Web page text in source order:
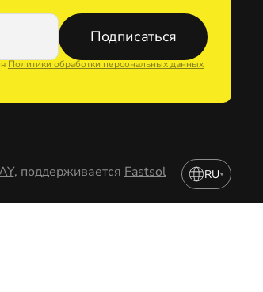
Подписаться
Политики обработки персональных данных
, поддерживается Fastsol RU